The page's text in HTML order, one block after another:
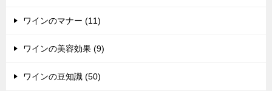
ワインのマナー (11)
ワインの美容効果 (9)
ワインの豆知識 (50)